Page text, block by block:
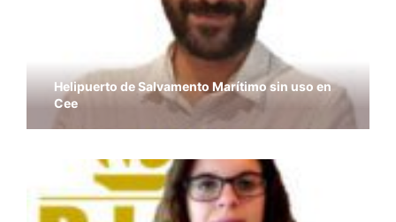
Helipuerto de Salvamento Marítimo sin uso en
Cee